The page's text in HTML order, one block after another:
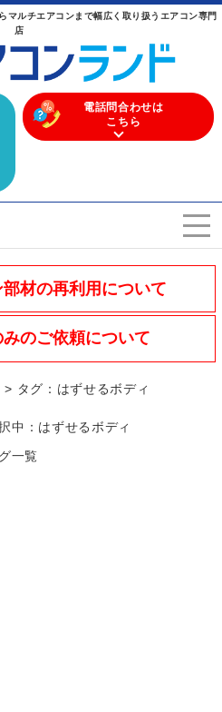
マルチエアコンまで幅広く取り扱うエアコン専門
店
電話問合わせは
こちら
ンを選ぶ
search
舗案内
工実績
Question
部材の再利用について
みのご依頼について
> タグ：はずせるボディ
中：はずせるボディ
一覧